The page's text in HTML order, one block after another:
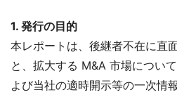
1. 発行の目的
本レポートは、後継者不在に直
と、拡大する M&A 市場につい
よび当社の適時開示等の一次情